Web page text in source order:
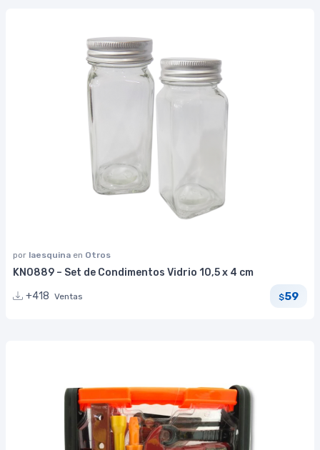
por laesquina en Otros
KN0889 – Set de Condimentos Vidrio 10,5 x 4 cm
+418 Ventas $59